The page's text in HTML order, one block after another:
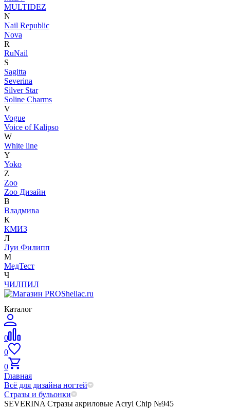
MULTIDEZ
N
Nail Republic
Nova
R
RuNail
S
Sagitta
Severina
Silver Star
Soline Charms
V
Vogue
Voice of Kalipso
W
White line
Y
Yoko
Z
Zoo
Zoo Дизайн
В
Владмива
К
КМИЗ
Л
Луи Филипп
М
МедТест
Ч
ЧИЛПИЛ
Каталог
0
0
0
Главная
Всё для дизайна ногтей
Стразы и бульонки
SEVERINA Стразы акриловые Acryl Chip №945